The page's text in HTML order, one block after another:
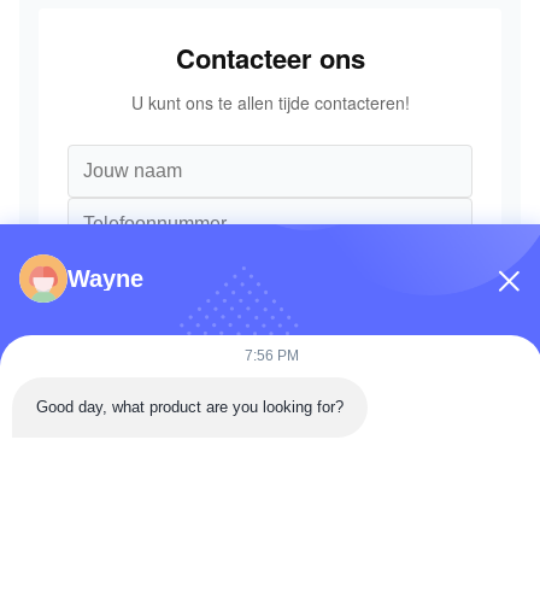
Contacteer ons
U kunt ons te allen tijde contacteren!
Wayne
7:56 PM
Good day, what product are you looking for?